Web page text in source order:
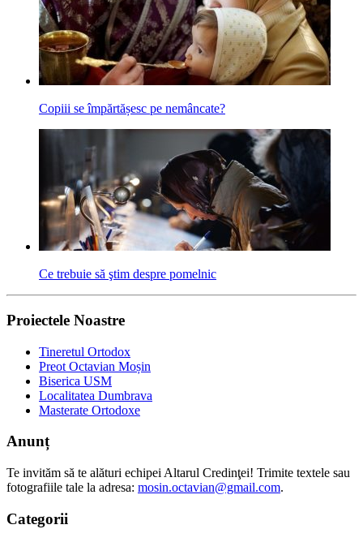
Copiii se împărtășesc pe nemâncate?
Ce trebuie să ştim despre pomelnic
Proiectele Noastre
Tineretul Ortodox
Preot Octavian Moșin
Biserica USM
Localitatea Dumbrava
Masterate Ortodoxe
Anunț
Te invităm să te alături echipei Altarul Credinţei! Trimite textele sau
fotografiile tale la adresa: mosin.octavian@gmail.com.
Categorii